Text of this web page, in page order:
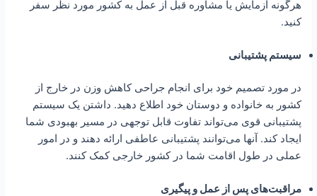
هرگونه آزمایش یا مشاوره قبل از عمل به کشور مورد نظر سفر
کنید.
سیستم پشتیبانی
در مورد تصمیم خود برای انجام جراحی کاهش وزن در خارج از
کشور به خانواده و دوستان خود اطلاع دهید. داشتن یک سیستم
پشتیبانی قوی می‌تواند تفاوت قابل توجهی در مسیر بهبودی شما
ایجاد کند. آنها می‌توانند پشتیبانی عاطفی ارائه دهند و در امور
عملی در طول اقامت شما در کشور خارجی کمک کنند.
مراقبت‌های پس از عمل و پیگیری